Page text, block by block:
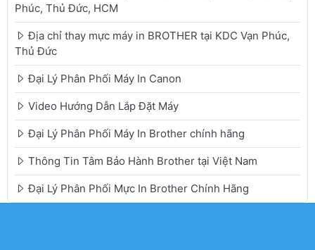
Phúc, Thủ Đức, HCM
Địa chỉ thay mực máy in BROTHER tại KDC Vạn Phúc,
Thủ Đức
Đại Lý Phân Phối Máy In Canon
Video Hướng Dẫn Lắp Đặt Máy
Đại Lý Phân Phối Máy In Brother chính hãng
Thông Tin Tâm Bảo Hành Brother tại Việt Nam
Đại Lý Phân Phối Mực In Brother Chính Hãng